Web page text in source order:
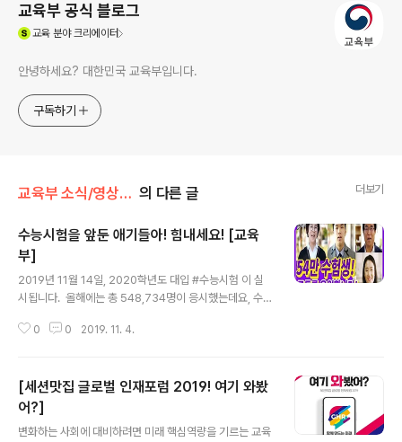
교육부 공식 블로그
교육분야 크리에이터
안녕하세요? 대한민국 교육부입니다.
구독하기
교육부 소식/영상·카드뉴스·인포그래픽 의 다른 글 더보기
수능시험을 앞둔 애기들아! 힘내세요! [교육
부]
2019년 11월 14일, 2020학년도 대입 #수능시험 이 실
시됩니다. ​ 올해에는 총 548,734명이 응시했는데요, 수험
많은 분들을 교육부가 만나고 왔습니다. ​ 딸에게 응원 메시
따뜻한 응원을 보냅니다 :) #교육부 #대학수학능력시험 #
수능 #수능응원 #수험생 #코끝찡 #수험생화이팅
0 0 2019. 11. 4.
[세션맛집 글로벌 인재포럼 2019! 여기 와봤
어?]
변화하는 사회에 대비하려면 미래 핵심역량을 기르는 교육